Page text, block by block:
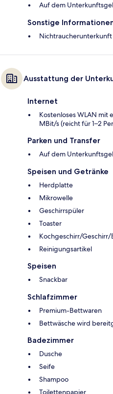
Auf dem
Sonstige
Nichtraucherunterkunft
Ausstattung der
Internet
Kostenloses WLAN mit
MBit/s (reicht für 1–2
Parken und Transfer
Auf dem
Speisen und Getränke
Herdplatte
Mikrowelle
Geschirrspüler
Toaster
Kochgeschirr/Geschirr/
Reinigungsartikel
Speisen
Snackbar
Schlafzimmer
Premium-Bettwaren
Bettwäsche wird
Badezimmer
Dusche
Seife
Shampoo
Toilettenpapier